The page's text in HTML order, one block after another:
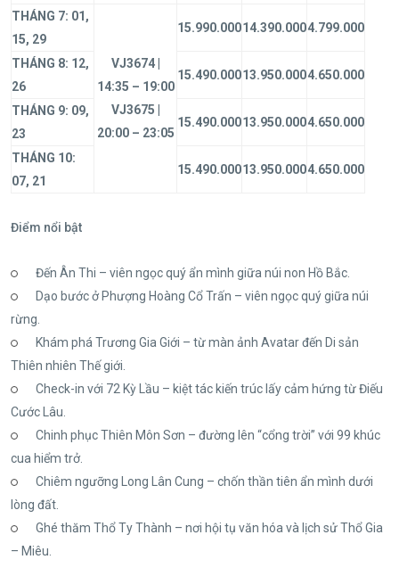
THÁNG 7: 01,
15, 29
VJ3674 |
14:35 – 19:00
VJ3675 |
20:00 – 23:05
15.990.00014.390.0004.799.000
THÁNG 8: 12,
26
15.490.00013.950.0004.650.000
THÁNG 9: 09,
23
15.490.00013.950.0004.650.000
THÁNG 10:
07, 21
15.490.00013.950.0004.650.000
Điểm nổi bật
Đến Ân Thi – viên ngọc quý ẩn mình giữa núi non Hồ Bắc.
Dạo bước ở Phượng Hoàng Cổ Trấn – viên ngọc quý giữa núi
rừng.
Khám phá Trương Gia Giới – từ màn ảnh Avatar đến Di sản
Thiên nhiên Thế giới.
Check-in với 72 Kỳ Lầu – kiệt tác kiến trúc lấy cảm hứng từ Điếu
Cước Lâu.
Chinh phục Thiên Môn Sơn – đường lên “cổng trời” với 99 khúc
cua hiểm trở.
Chiêm ngưỡng Long Lân Cung – chốn thần tiên ẩn mình dưới
lòng đất.
Ghé thăm Thổ Ty Thành – nơi hội tụ văn hóa và lịch sử Thổ Gia
– Miêu.